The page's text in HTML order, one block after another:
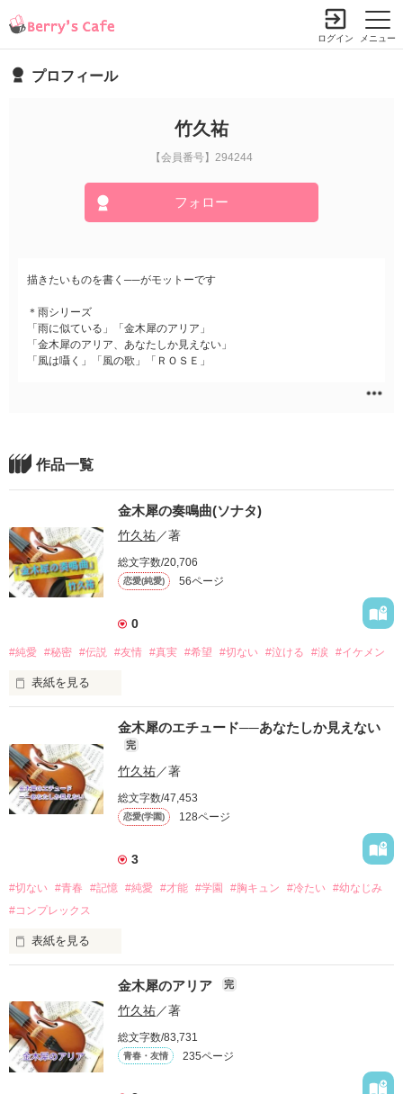
メニュー
ログイン
プロフィール
竹久祐
【会員番号】294244
フォロー
描きたいものを書く──がモットーです
＊雨シリーズ
「雨に似ている」「金木犀のアリア」
「金木犀のアリア、あなたしか見えない」
「風は囁く」「風の歌」「ＲＯＳＥ」
作品一覧
金木犀の奏鳴曲(ソナタ)
竹久祐／著
総文字数/20,706
恋愛(純愛) 56ページ
0
#純愛 #秘密 #伝説 #友情 #真実 #希望 #切ない #泣ける #涙 #イケメン
表紙を見る
【「金木犀の奏鳴曲(ソナタ)」】
「雨に似ている」
→「金木犀のアリア」
→「風は囁くー君と輝きたいから」
→「風の詩ー君に届け」
→「LIBERTEーー君に」
→「庭の千草」狂詩曲(ラプソディー)】
★本作は、単独でも楽しんでいただけます
【「金木犀の奏鳴曲(ソナタ)」】
金木犀のエチュード──あなたしか見えない
完
竹久祐／著
総文字数/47,453
恋愛(学園) 128ページ
3
#切ない #青春 #記憶 #純愛 #才能 #学園 #胸キュン #冷たい #幼なじみ
#コンプレックス
表紙を見る
そっとあなたの名前を書き入れ
消しゴムで消した
うっすらと残った鉛筆の跡をなぞる
金木犀のアリア 完
竹久祐／著
総文字数/83,731
青春・友情 235ページ